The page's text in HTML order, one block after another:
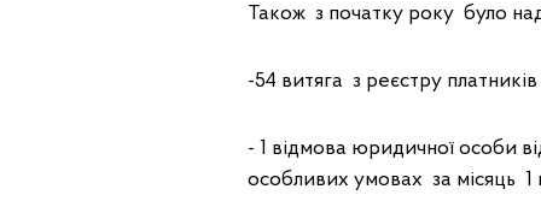
Також з початку року було
-54 витяга з реєстру платників
- 1 відмова юридичної особи
особливих умовах за місяць 1